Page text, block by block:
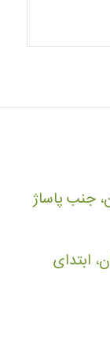
جنب پاساژ
ابتدای